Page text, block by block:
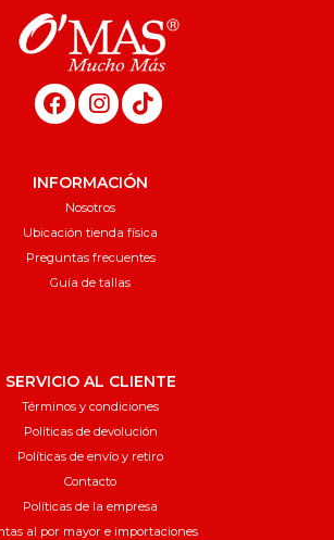
INFORMACIÓN
Nosotros
Ubicación tienda física
Preguntas frecuentes
Guía de tallas
SERVICIO AL CLIENTE
Términos y condiciones
Políticas de devolución
Políticas de envío y retiro
Contacto
Políticas de la empresa
al por mayor e importaciones